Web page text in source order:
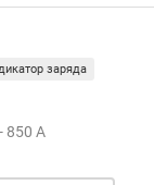
заряда
850 А